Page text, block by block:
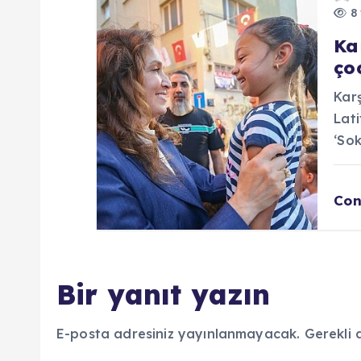
8
Bir yanıt yazın
E-posta adresiniz yayınlanmayacak. Gerekli